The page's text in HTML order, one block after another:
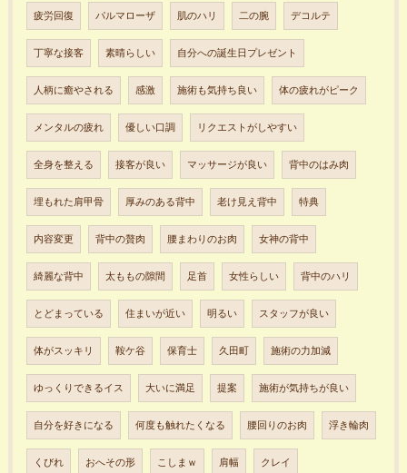
疲労回復 パルマローザ 肌のハリ 二の腕 デコルテ
丁寧な接客 素晴らしい 自分への誕生日プレゼント
人柄に癒やされる 感激 施術も気持ち良い 体の疲れがピーク
メンタルの疲れ 優しい口調 リクエストがしやすい
全身を整える 接客が良い マッサージが良い 背中のはみ肉
埋もれた肩甲骨 厚みのある背中 老け見え背中 特典
内容変更 背中の贅肉 腰まわりのお肉 女神の背中
綺麗な背中 太ももの隙間 足首 女性らしい 背中のハリ
とどまっている 住まいが近い 明るい スタッフが良い
体がスッキリ 鞍ケ谷 保育士 久田町 施術の力加減
ゆっくりできるイス 大いに満足 提案 施術が気持ちが良い
自分を好きになる 何度も触れたくなる 腰回りのお肉 浮き輪肉
くびれ おへその形 こしまｗ 肩幅 クレイ